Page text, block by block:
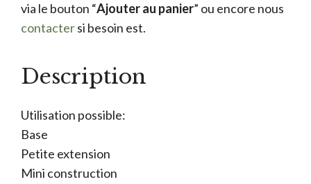
via le bouton “Ajouter au panier” ou encore nous
contactersi besoin est.
Description
Utilisation possible:
Base
Petite extension
Mini construction